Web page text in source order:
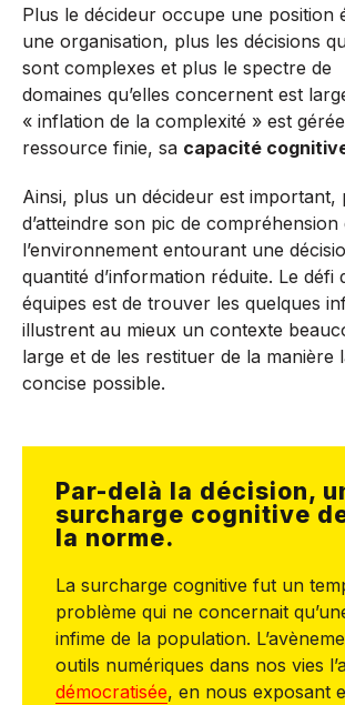
Plus le décideur occupe une position
une organisation, plus les décisions
sont complexes et plus le spectre de
domaines qu’elles concernent est
« inflation de la complexité » est
ressource finie, sa capacité
Ainsi, plus un décideur est important,
d’atteindre son pic de compréhension
l’environnement entourant une
quantité d’information réduite. Le défi
équipes est de trouver les quelques
illustrent au mieux un contexte
large et de les restituer de la manière
concise possible.
Par-delà la décision,
surcharge cognitive
la norme.
La surcharge cognitive fut un
problème qui ne concernait
infime de la population.
outils numériques dans nos vies
démocratisée, en nous exposant